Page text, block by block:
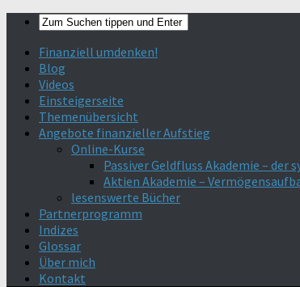
Finanziell umdenken!
Blog
Videos
Einsteigerseite
Themenübersicht
Angebote finanzieller Aufstieg
Online-Kurse
Passiver Geldfluss Akademie –
Aktien Akademie –
lesenswerte Bücher
Partnerprogramm
Indizes
Glossar
Über mich
Kontakt